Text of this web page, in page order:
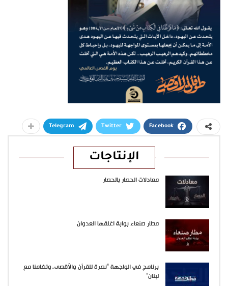
Facebook
Twitter
Telegram
الإنتاجات
معادلات الحصار بالحصار
مطار صنعاء بوابة اغلقها العدوان
برنامج في الواجهة “نصرة للقرآن والأقصى..وتضامنا مع
لبنان”